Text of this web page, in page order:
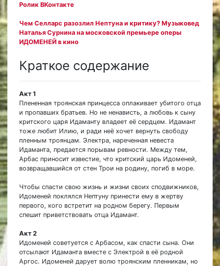
Ролик ВКонтакте
Чем Селларс разозлил Нептуна и критику? Музыковед
Наталья Сурнина на московской премьере оперы
ИДОМЕНЕЙ в кино
Краткое содержание
Акт 1
Плененная троянская принцесса оплакивает убитого отца
и пропавших братьев. Но не ненависть, а любовь к сыну
критского царя Идаманту владеет её сердцем. Идамант
тоже любит Илию, и ради неё хочет вернуть свободу
пленным троянцам. Электра, нареченная невеста
Идаманта, предается порывам ревности. Между тем,
Арбас приносит известие, что критский царь Идоменей,
возвращавшийся от стен Трои на родину, погиб в море.
Чтобы спасти свою жизнь и жизни своих сподвижников,
Идоменей поклялся Нептуну принести ему в жертву
первого, кого встретит на родном берегу. Первым
спешит приветствовать отца Идамант.
Акт 2
Идоменей советуется с Арбасом, как спасти сына. Они
отсылают Идаманта вместе с Электрой в её родной
Аргос. Идоменей дарует волю троянским пленникам, но